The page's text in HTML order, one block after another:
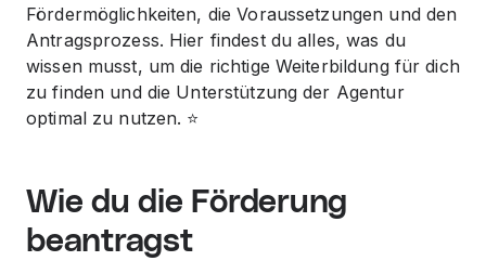
Fördermöglichkeiten, die Voraussetzungen und den
Antragsprozess. Hier findest du alles, was du
wissen musst, um die richtige Weiterbildung für dich
zu finden und die Unterstützung der Agentur
optimal zu nutzen. ⭐️
Wie du die Förderung
beantragst